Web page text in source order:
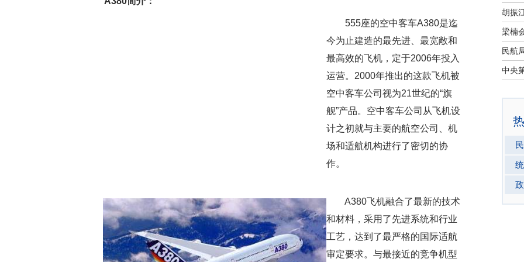
555座的空中客车A380是迄
今为止建造的最先进、最宽敞和
最高效的飞机，定于2006年投入
运营。2000年推出的这款飞机被
空中客车公司视为21世纪的“旗
舰”产品。空中客车公司从飞机设
计之初就与主要的航空公司、机
场和适航机构进行了密切的协
作。
A380飞机融合了最新的技术
和材料，采用了先进系统和行业
工艺，达到了最严格的国际适航
审定要求。与最接近的竞争机型